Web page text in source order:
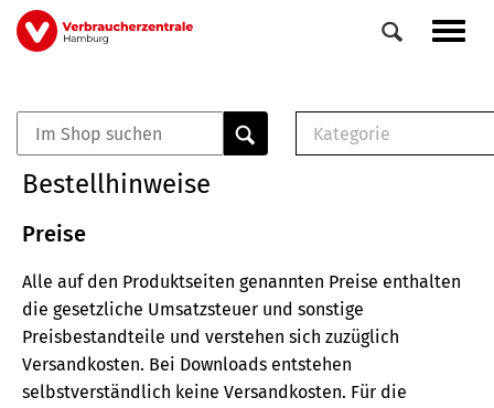
Direkt
zum
Veranstaltungen
0
Elemente
Kategorie
Broschüre
Buch
Bestellhinweise
Preise
Alle auf den Produktseiten genannten Preise enthalten
die gesetzliche Umsatzsteuer und sonstige
Preisbestandteile und verstehen sich zuzüglich
Versandkosten. Bei Downloads entstehen
selbstverständlich keine Versandkosten. Für die